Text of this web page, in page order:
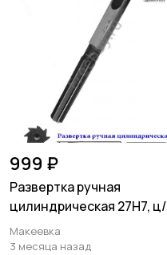
999 ₽
Развертка ручная
цилиндрическая 27Н7, ц/
х, 9ХС, 247/124 мм, Z8,
СССР.
Макеевка
3 месяца назад